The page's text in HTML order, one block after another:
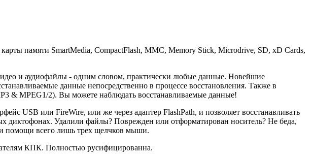
памяти SmartMedia, CompactFlash, MMC, Memory Stick, Microdrive, SD, xD Cards,
и аудиофайлы - одним словом, практически любые данные. Новейшие
данные непосредственно в процессе восстановления. Также в
& MPEG1/2). Вы можете наблюдать восстанавливаемые данные!
USB или FireWire, или же через адаптер FlashPath, и позволяет восстанавливать
диктофонах. Удалили файлы? Поврежден или отформатирован носитель? Не беда,
помощи всего лишь трех щелчков мыши.
КПК. Полностью русифицированна.